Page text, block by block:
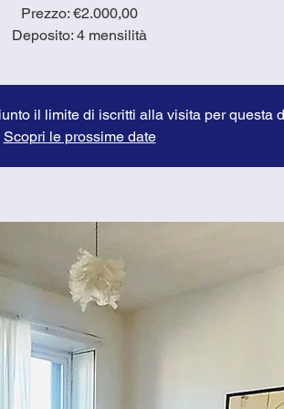
Prezzo: €2.000,00
il limite di iscritti alla visita per questa
Scopri le prossime date